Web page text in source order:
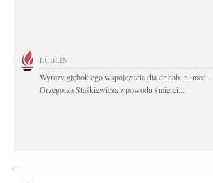
LUBLIN
Wyrazy głębokiego współczucia dla dr hab. n. med.
Grzegorza Staśkiewicza z powodu śmierci...